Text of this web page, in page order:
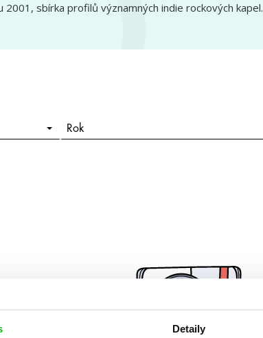
Detaily
2001, sbírka profilů významných indie rockových kapel.
Rok